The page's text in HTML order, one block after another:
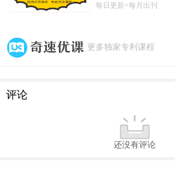
每日更新+每月出刊
更多独家专利课程
评论
还没有评论